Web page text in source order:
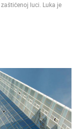
luci. Luka je